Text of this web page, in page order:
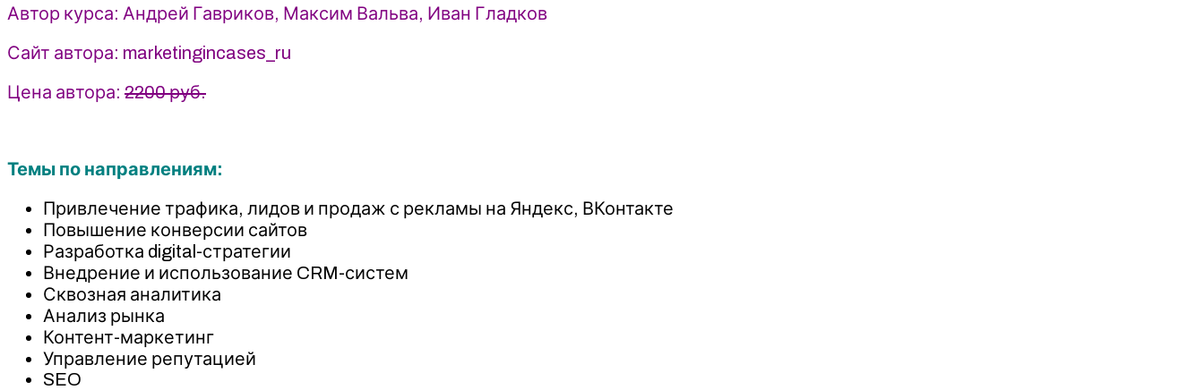
Максим
Вальва,
Иван
Гладков
Автор курса: Андрей Гавриков, Максим Вальва, Иван Гладков
Сайт автора: marketingincases_ru
Цена автора: 2200 руб.
Темы по направлениям:
Привлечение трафика, лидов и продаж с рекламы на Яндекс, ВКонтакте
Повышение конверсии сайтов
Разработка digital-стратегии
Внедрение и использование CRM-систем
Сквозная аналитика
Анализ рынка
Контент-маркетинг
Управление репутацией
SEO